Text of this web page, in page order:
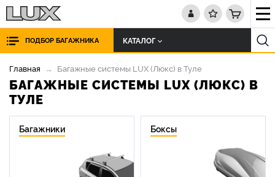
ПОДБОР БАГАЖНИКА КАТАЛОГ
Главная Багажные системы LUX (Люкс) в Туле
БАГАЖНЫЕ СИСТЕМЫ LUX (ЛЮКС) В
ТУЛЕ
Багажники Боксы